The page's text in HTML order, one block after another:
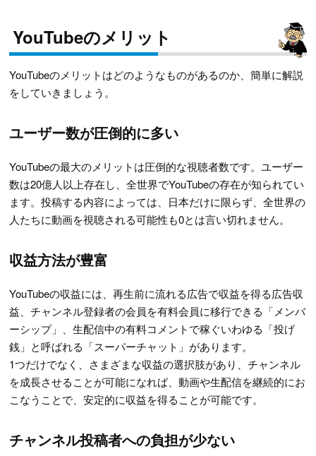
YouTubeのメリット
YouTubeのメリットはどのようなものがあるのか、簡単に解説
をしていきましょう。
ユーザー数が圧倒的に多い
YouTubeの最大のメリットは圧倒的な視聴者数です。ユーザー
数は20億人以上存在し、全世界でYouTubeの存在が知られてい
ます。投稿する内容によっては、日本だけに限らず、全世界の
人たちに動画を視聴される可能性も0とは言い切れません。
収益方法が豊富
YouTubeの収益には、再生前に流れる広告で収益を得る広告収
益、チャンネル登録者の会員を有料会員に移行できる「メンバ
ーシップ」、生配信中の有料コメントで稼ぐいわゆる「投げ
銭」と呼ばれる「スーパーチャット」があります。
1つだけでなく、さまざまな収益の選択肢があり、チャンネル
を成長させることが可能になれば、動画や生配信を継続的にお
こなうことで、安定的に収益を得ることが可能です。
チャンネル投稿者への負担が少ない